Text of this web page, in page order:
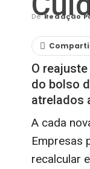
DeRedação
O
do bolso
atrelados
A cada
Empresas
recalcular